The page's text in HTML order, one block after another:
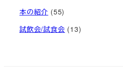
本の紹介 (55)
試飲会/試食会 (13)